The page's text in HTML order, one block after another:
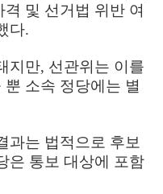
및 선거법 위반 여
다.
지만, 선관위는 이를
소속 정당에는 별
과는 법적으로 후보
은 통보 대상에 포함